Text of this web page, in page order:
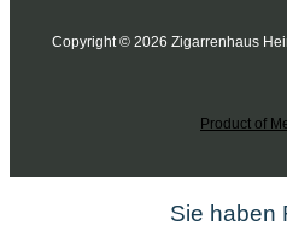
Copyright © 2026 Zigarrenhaus
Product of
Sie haben